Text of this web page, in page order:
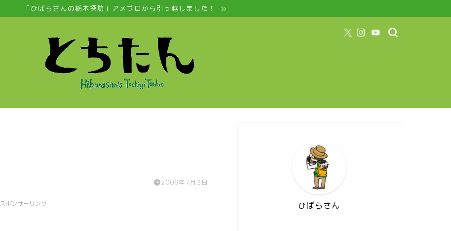
「ひばらさんの栃木探訪」アメブロから引っ越しました！
2009年7月3日
スポンサーリンク ひばらさん